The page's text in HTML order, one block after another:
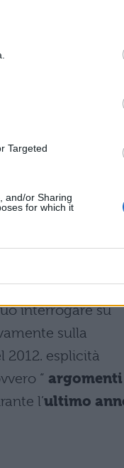
Targeted
and/or Sharing
for which it
giuridica
che
esterni sono
decreto entro il
può fare
e storia, potrà
entro il 31
singola
interrogare su
sulla
2012. esplicità
“ argomenti
l’ultimo